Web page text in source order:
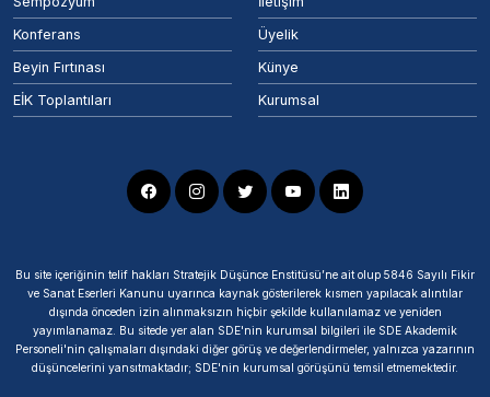
Konferans
Beyin Fırtınası
EİK Toplantıları
Üyelik
Künye
Kurumsal
Bu site içeriğinin telif hakları Stratejik Düşünce Enstitüsü’ne ait olup 5846 Sayılı Fikir
ve Sanat Eserleri Kanunu uyarınca kaynak gösterilerek kısmen yapılacak alıntılar
dışında önceden izin alınmaksızın hiçbir şekilde kullanılamaz ve yeniden
yayımlanamaz. Bu sitede yer alan SDE'nin kurumsal bilgileri ile SDE Akademik
Personeli'nin çalışmaları dışındaki diğer görüş ve değerlendirmeler, yalnızca yazarının
düşüncelerini yansıtmaktadır; SDE'nin kurumsal görüşünü temsil etmemektedir.